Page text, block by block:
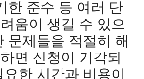
한 준수 등 여러 단
움이 생길 수 있으
문제들을 적절히 해
면 신청이 기각되
한 시간과 비용이